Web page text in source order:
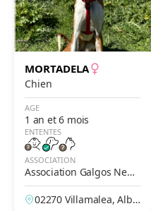
MORTADELA
Chien
AGE
1 an et 6 mois
ENTENTES
ASSOCIATION
Association Galgos New
Life
02270 Villamalea, Alba